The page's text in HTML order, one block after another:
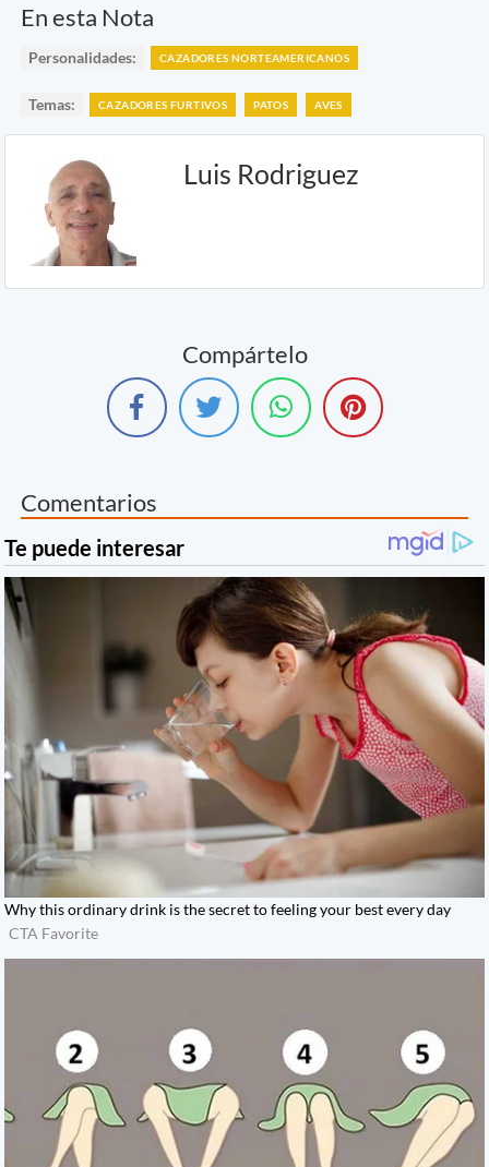
En esta Nota
Personalidades: CAZADORES NORTEAMERICANOS
Temas: CAZADORES FURTIVOS PATOS AVES
Luis Rodriguez
Compártelo
Comentarios